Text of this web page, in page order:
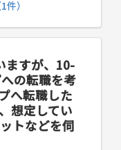
）
ますが、10-
の転職を考
へ転職した
想定してい
トなどを伺